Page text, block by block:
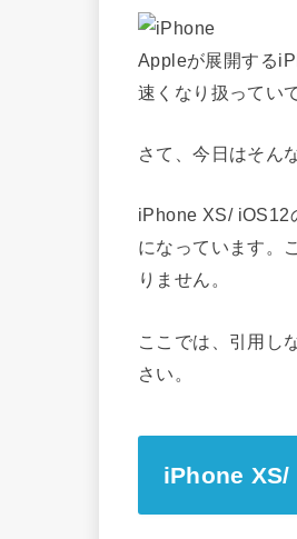
Appleが展開する
速くなり扱ってい
さて、今日はそん
iPhone XS/ iOS12
になっています。
りません。
ここでは、引用し
さい。
iPhone XS/